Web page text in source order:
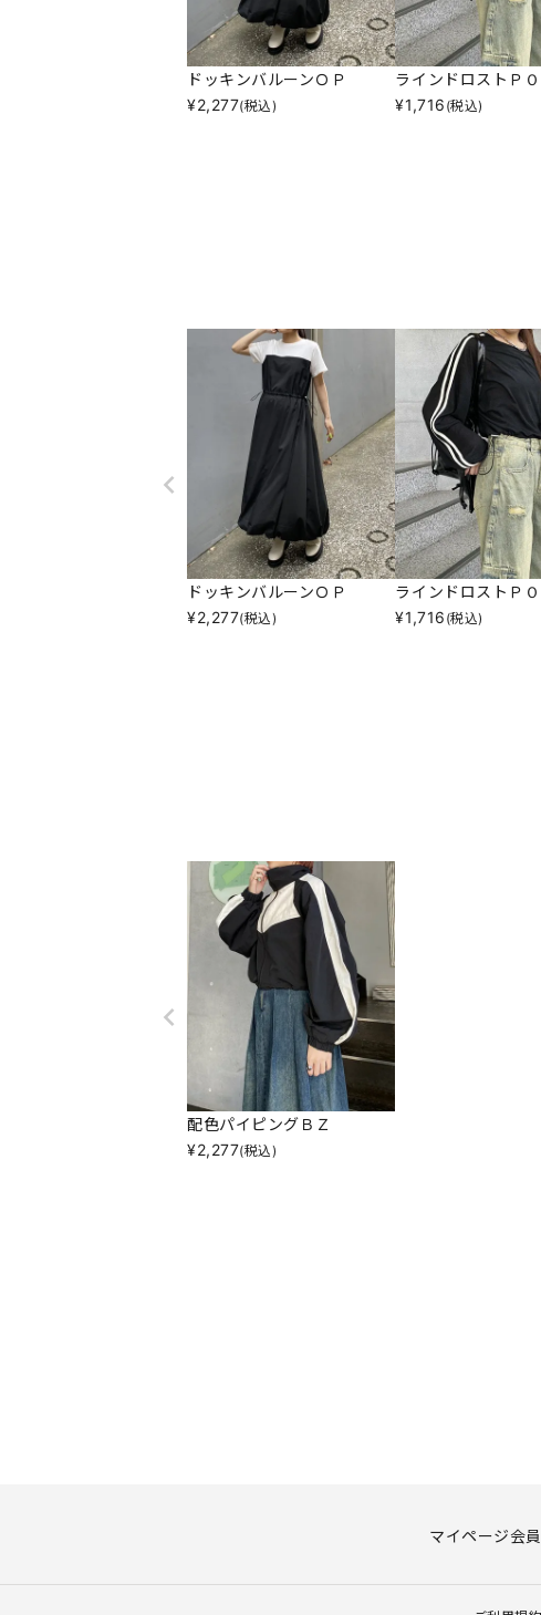
ドッキンバルーンＯＰ
¥2,277(税込)
ラインドロストＰＯ
¥1,716 (税込)
ドッキンバルーンＯＰ
¥2,277(税込)
ラインドロストＰＯ
¥1,716 (税込)
配色パイピングＢＺ
¥2,277(税込)
マイページ会